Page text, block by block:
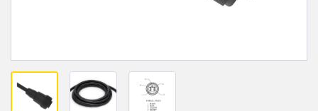
ピックトゥライトセンサ
温度 & 振動センサ
部品、サービス、パレット引き取りコール